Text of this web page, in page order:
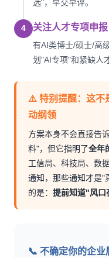
选"，早交早评。
4 关注人才专项申报
有AI类博士/硕士/高
划"AI专项"和紧缺人
⚠️ 特别提醒：这不
动纲领
方案本身不会直接告
料"，但它指明了全年
工信局、科技局、数
通知，那些通知才是"
的是： 提前知道"风口
📞 不确定你的企